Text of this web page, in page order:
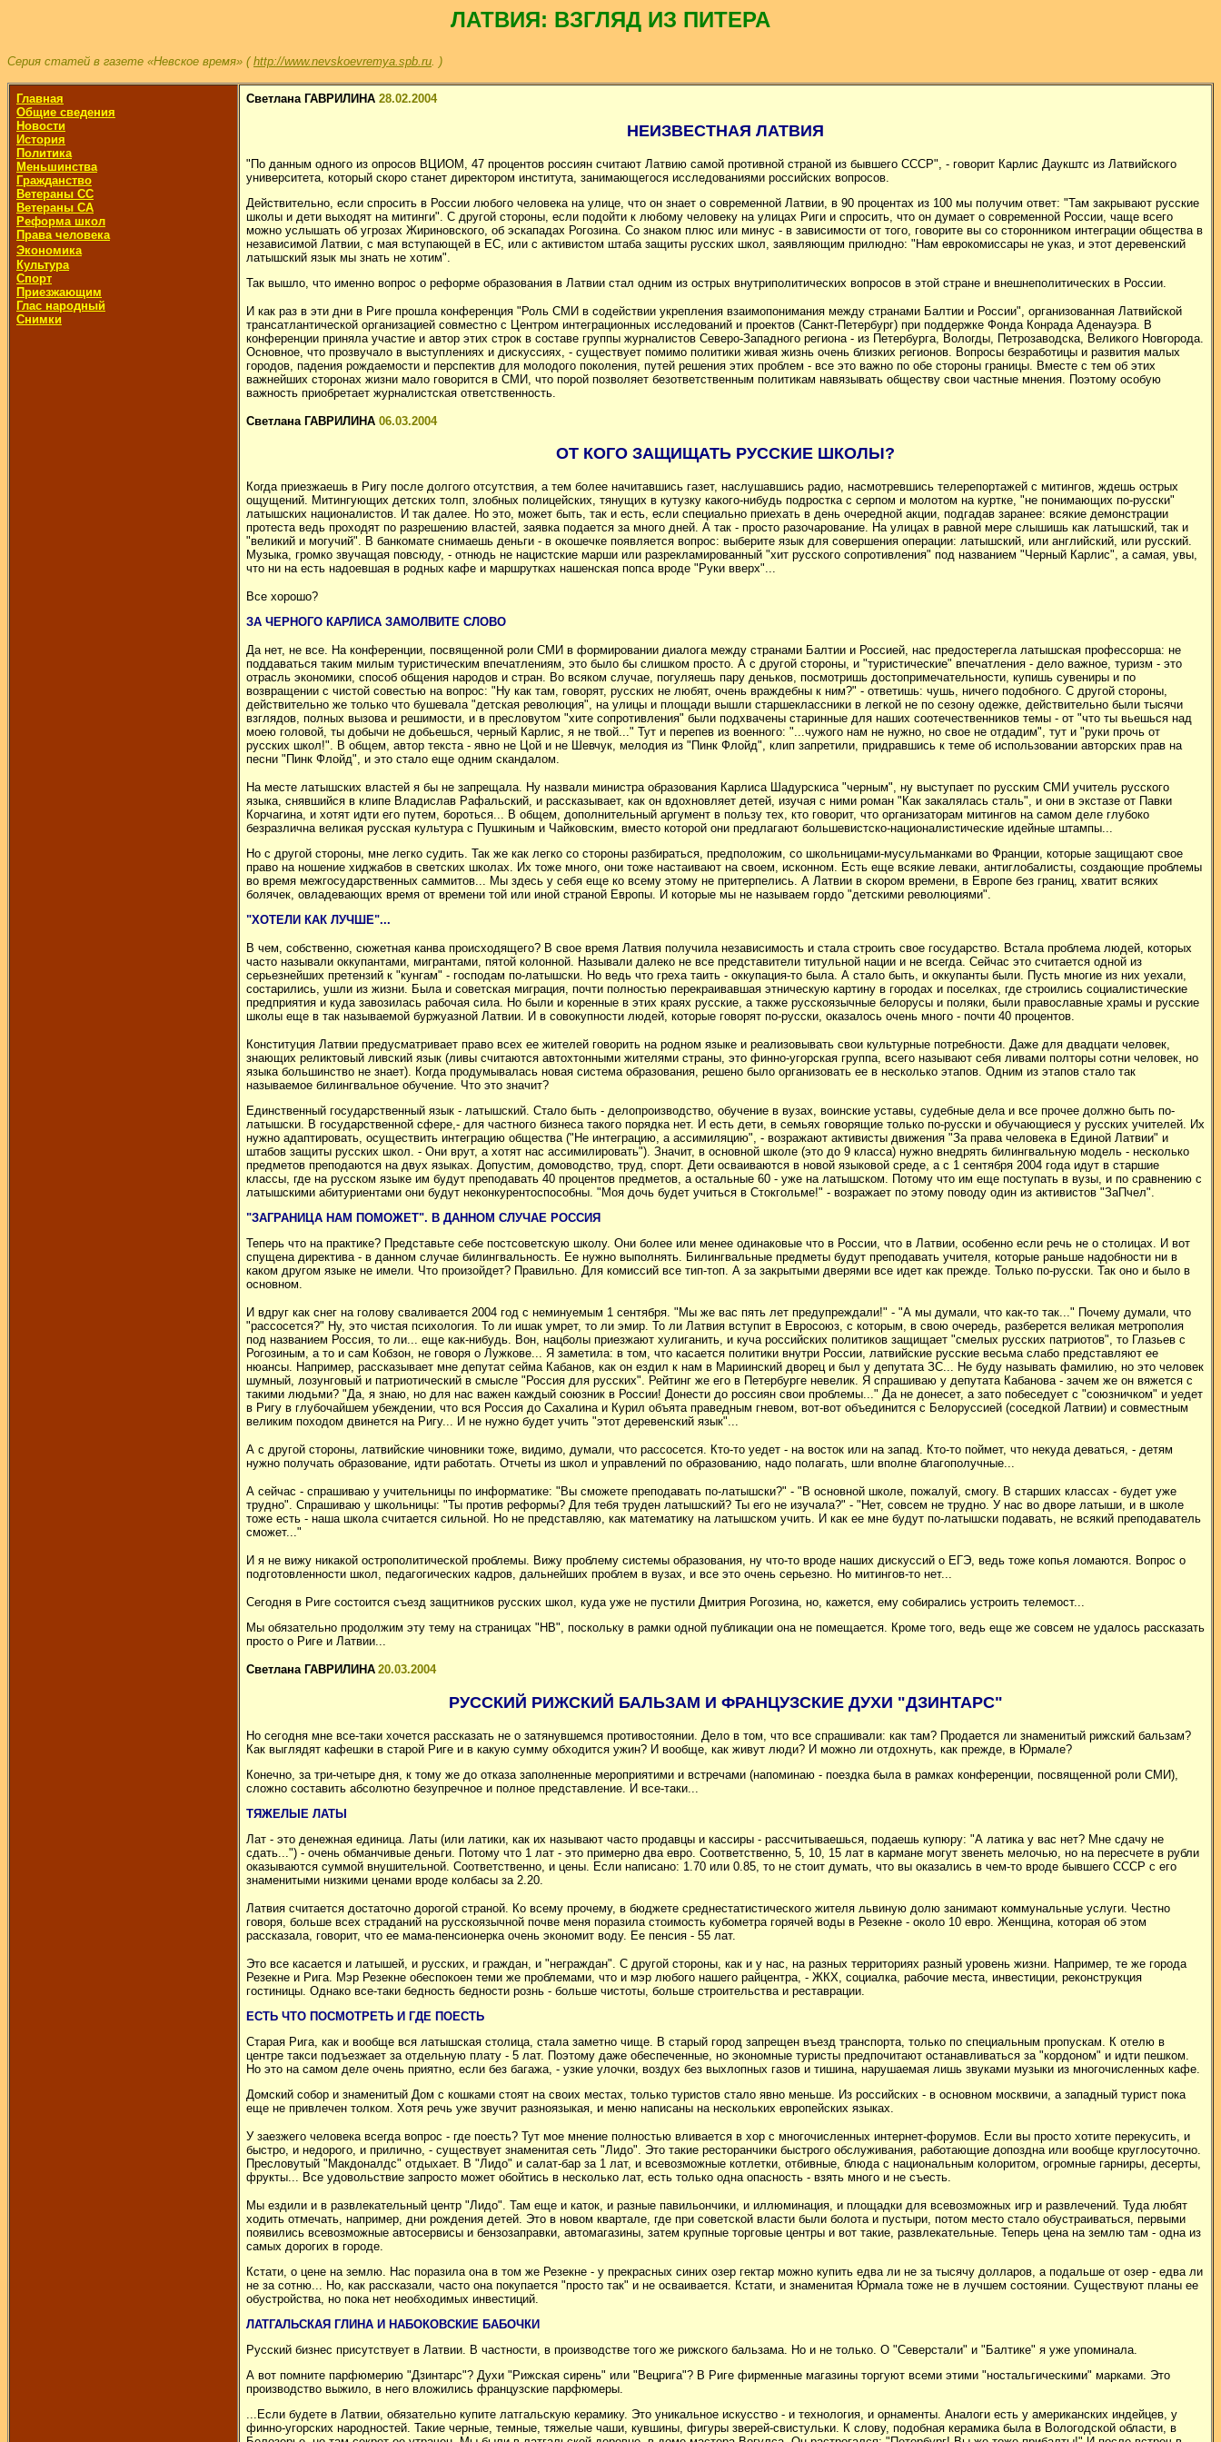
ЛАТВИЯ: ВЗГЛЯД ИЗ ПИТЕРА
Серия статей в газете «Невское время» ( http://www.nevskoevremya.spb.ru. )
Главная
Общие сведения
Новости
История
Политика
Меньшинства
Гражданство
Ветераны СС
Ветераны СА
Реформа школ
Права человека
Экономика
Культура
Спорт
Приезжающим
Глас народный
Снимки
Светлана ГАВРИЛИНА 28.02.2004
НЕИЗВЕСТНАЯ ЛАТВИЯ
"По данным одного из опросов ВЦИОМ, 47 процентов россиян считают Латвию самой противной страной из бывшего СССР", - говорит Карлис Даукштс из Латвийского
университета, который скоро станет директором института, занимающегося исследованиями российских вопросов.
Действительно, если спросить в России любого человека на улице, что он знает о современной Латвии, в 90 процентах из 100 мы получим ответ: "Там закрывают русские
школы и дети выходят на митинги". С другой стороны, если подойти к любому человеку на улицах Риги и спросить, что он думает о современной России, чаще всего
можно услышать об угрозах Жириновского, об эскападах Рогозина. Со знаком плюс или минус - в зависимости от того, говорите вы со сторонником интеграции общества в
независимой Латвии, с мая вступающей в ЕС, или с активистом штаба защиты русских школ, заявляющим прилюдно: "Нам еврокомиссары не указ, и этот деревенский
латышский язык мы знать не хотим".
Так вышло, что именно вопрос о реформе образования в Латвии стал одним из острых внутриполитических вопросов в этой стране и внешнеполитических в России.
И как раз в эти дни в Риге прошла конференция "Роль СМИ в содействии укрепления взаимопонимания между странами Балтии и России", организованная Латвийской
трансатлантической организацией совместно с Центром интеграционных исследований и проектов (Санкт-Петербург) при поддержке Фонда Конрада Аденауэра. В
конференции приняла участие и автор этих строк в составе группы журналистов Северо-Западного региона - из Петербурга, Вологды, Петрозаводска, Великого Новгорода.
Основное, что прозвучало в выступлениях и дискуссиях, - существует помимо политики живая жизнь очень близких регионов. Вопросы безработицы и развития малых
городов, падения рождаемости и перспектив для молодого поколения, путей решения этих проблем - все это важно по обе стороны границы. Вместе с тем об этих
важнейших сторонах жизни мало говорится в СМИ, что порой позволяет безответственным политикам навязывать обществу свои частные мнения. Поэтому особую
важность приобретает журналистская ответственность.
Светлана ГАВРИЛИНА 06.03.2004
ОТ КОГО ЗАЩИЩАТЬ РУССКИЕ ШКОЛЫ?
Когда приезжаешь в Ригу после долгого отсутствия, а тем более начитавшись газет, наслушавшись радио, насмотревшись телерепортажей с митингов, ждешь острых
ощущений. Митингующих детских толп, злобных полицейских, тянущих в кутузку какого-нибудь подростка с серпом и молотом на куртке, "не понимающих по-русски"
латышских националистов. И так далее. Но это, может быть, так и есть, если специально приехать в день очередной акции, подгадав заранее: всякие демонстрации
протеста ведь проходят по разрешению властей, заявка подается за много дней. А так - просто разочарование. На улицах в равной мере слышишь как латышский, так и
"великий и могучий". В банкомате снимаешь деньги - в окошечке появляется вопрос: выберите язык для совершения операции: латышский, или английский, или русский.
Музыка, громко звучащая повсюду, - отнюдь не нацистские марши или разрекламированный "хит русского сопротивления" под названием "Черный Карлис", а самая, увы,
что ни на есть надоевшая в родных кафе и маршрутках нашенская попса вроде "Руки вверх"...
Все хорошо?
ЗА ЧЕРНОГО КАРЛИСА ЗАМОЛВИТЕ СЛОВО
Да нет, не все. На конференции, посвященной роли СМИ в формировании диалога между странами Балтии и Россией, нас предостерегла латышская профессорша: не
поддаваться таким милым туристическим впечатлениям, это было бы слишком просто. А с другой стороны, и "туристические" впечатления - дело важное, туризм - это
отрасль экономики, способ общения народов и стран. Во всяком случае, погуляешь пару деньков, посмотришь достопримечательности, купишь сувениры и по
возвращении с чистой совестью на вопрос: "Ну как там, говорят, русских не любят, очень враждебны к ним?" - ответишь: чушь, ничего подобного. С другой стороны,
действительно же только что бушевала "детская революция", на улицы и площади вышли старшеклассники в легкой не по сезону одежке, действительно были тысячи
взглядов, полных вызова и решимости, и в пресловутом "хите сопротивления" были подхвачены старинные для наших соотечественников темы - от "что ты вьешься над
моею головой, ты добычи не добьешься, черный Карлис, я не твой..." Тут и перепев из военного: "...чужого нам не нужно, но свое не отдадим", тут и "руки прочь от
русских школ!". В общем, автор текста - явно не Цой и не Шевчук, мелодия из "Пинк Флойд", клип запретили, придравшись к теме об использовании авторских прав на
песни "Пинк Флойд", и это стало еще одним скандалом.
На месте латышских властей я бы не запрещала. Ну назвали министра образования Карлиса Шадурскиса "черным", ну выступает по русским СМИ учитель русского
языка, снявшийся в клипе Владислав Рафальский, и рассказывает, как он вдохновляет детей, изучая с ними роман "Как закалялась сталь", и они в экстазе от Павки
Корчагина, и хотят идти его путем, бороться... В общем, дополнительный аргумент в пользу тех, кто говорит, что организаторам митингов на самом деле глубоко
безразлична великая русская культура с Пушкиным и Чайковским, вместо которой они предлагают большевистско-националистические идейные штампы...
Но с другой стороны, мне легко судить. Так же как легко со стороны разбираться, предположим, со школьницами-мусульманками во Франции, которые защищают свое
право на ношение хиджабов в светских школах. Их тоже много, они тоже настаивают на своем, исконном. Есть еще всякие леваки, антиглобалисты, создающие проблемы
во время межгосударственных саммитов... Мы здесь у себя еще ко всему этому не притерпелись. А Латвии в скором времени, в Европе без границ, хватит всяких
болячек, овладевающих время от времени той или иной страной Европы. И которые мы не называем гордо "детскими революциями".
"ХОТЕЛИ КАК ЛУЧШЕ"...
В чем, собственно, сюжетная канва происходящего? В свое время Латвия получила независимость и стала строить свое государство. Встала проблема людей, которых
часто называли оккупантами, мигрантами, пятой колонной. Называли далеко не все представители титульной нации и не всегда. Сейчас это считается одной из
серьезнейших претензий к "кунгам" - господам по-латышски. Но ведь что греха таить - оккупация-то была. А стало быть, и оккупанты были. Пусть многие из них уехали,
состарились, ушли из жизни. Была и советская миграция, почти полностью перекраивавшая этническую картину в городах и поселках, где строились социалистические
предприятия и куда завозилась рабочая сила. Но были и коренные в этих краях русские, а также русскоязычные белорусы и поляки, были православные храмы и русские
школы еще в так называемой буржуазной Латвии. И в совокупности людей, которые говорят по-русски, оказалось очень много - почти 40 процентов.
Конституция Латвии предусматривает право всех ее жителей говорить на родном языке и реализовывать свои культурные потребности. Даже для двадцати человек,
знающих реликтовый ливский язык (ливы считаются автохтонными жителями страны, это финно-угорская группа, всего называют себя ливами полторы сотни человек, но
языка большинство не знает). Когда продумывалась новая система образования, решено было организовать ее в несколько этапов. Одним из этапов стало так
называемое билингвальное обучение. Что это значит?
Единственный государственный язык - латышский. Стало быть - делопроизводство, обучение в вузах, воинские уставы, судебные дела и все прочее должно быть по-
латышски. В государственной сфере,- для частного бизнеса такого порядка нет. И есть дети, в семьях говорящие только по-русски и обучающиеся у русских учителей. Их
нужно адаптировать, осуществить интеграцию общества ("Не интеграцию, а ассимиляцию", - возражают активисты движения "За права человека в Единой Латвии" и
штабов защиты русских школ. - Они врут, а хотят нас ассимилировать"). Значит, в основной школе (это до 9 класса) нужно внедрять билингвальную модель - несколько
предметов преподаются на двух языках. Допустим, домоводство, труд, спорт. Дети осваиваются в новой языковой среде, а с 1 сентября 2004 года идут в старшие
классы, где на русском языке им будут преподавать 40 процентов предметов, а остальные 60 - уже на латышском. Потому что им еще поступать в вузы, и по сравнению с
латышскими абитуриентами они будут неконкурентоспособны. "Моя дочь будет учиться в Стокгольме!" - возражает по этому поводу один из активистов "ЗаПчел".
"ЗАГРАНИЦА НАМ ПОМОЖЕТ". В ДАННОМ СЛУЧАЕ РОССИЯ
Теперь что на практике? Представьте себе постсоветскую школу. Они более или менее одинаковые что в России, что в Латвии, особенно если речь не о столицах. И вот
спущена директива - в данном случае билингвальность. Ее нужно выполнять. Билингвальные предметы будут преподавать учителя, которые раньше надобности ни в
каком другом языке не имели. Что произойдет? Правильно. Для комиссий все тип-топ. А за закрытыми дверями все идет как прежде. Только по-русски. Так оно и было в
основном.
И вдруг как снег на голову сваливается 2004 год с неминуемым 1 сентября. "Мы же вас пять лет предупреждали!" - "А мы думали, что как-то так..." Почему думали, что
"рассосется?" Ну, это чистая психология. То ли ишак умрет, то ли эмир. То ли Латвия вступит в Евросоюз, с которым, в свою очередь, разберется великая метрополия
под названием Россия, то ли... еще как-нибудь. Вон, нацболы приезжают хулиганить, и куча российских политиков защищает "смелых русских патриотов", то Глазьев с
Рогозиным, а то и сам Кобзон, не говоря о Лужкове... Я заметила: в том, что касается политики внутри России, латвийские русские весьма слабо представляют ее
нюансы. Например, рассказывает мне депутат сейма Кабанов, как он ездил к нам в Мариинский дворец и был у депутата ЗС... Не буду называть фамилию, но это человек
шумный, лозунговый и патриотический в смысле "Россия для русских". Рейтинг же его в Петербурге невелик. Я спрашиваю у депутата Кабанова - зачем же он вяжется с
такими людьми? "Да, я знаю, но для нас важен каждый союзник в России! Донести до россиян свои проблемы..." Да не донесет, а зато побеседует с "союзничком" и уедет
в Ригу в глубочайшем убеждении, что вся Россия до Сахалина и Курил объята праведным гневом, вот-вот объединится с Белоруссией (соседкой Латвии) и совместным
великим походом двинется на Ригу... И не нужно будет учить "этот деревенский язык"...
А с другой стороны, латвийские чиновники тоже, видимо, думали, что рассосется. Кто-то уедет - на восток или на запад. Кто-то поймет, что некуда деваться, - детям
нужно получать образование, идти работать. Отчеты из школ и управлений по образованию, надо полагать, шли вполне благополучные...
А сейчас - спрашиваю у учительницы по информатике: "Вы сможете преподавать по-латышски?" - "В основной школе, пожалуй, смогу. В старших классах - будет уже
трудно". Спрашиваю у школьницы: "Ты против реформы? Для тебя труден латышский? Ты его не изучала?" - "Нет, совсем не трудно. У нас во дворе латыши, и в школе
тоже есть - наша школа считается сильной. Но не представляю, как математику на латышском учить. И как ее мне будут по-латышски подавать, не всякий преподаватель
сможет..."
И я не вижу никакой острополитической проблемы. Вижу проблему системы образования, ну что-то вроде наших дискуссий о ЕГЭ, ведь тоже копья ломаются. Вопрос о
подготовленности школ, педагогических кадров, дальнейших проблем в вузах, и все это очень серьезно. Но митингов-то нет...
Сегодня в Риге состоится съезд защитников русских школ, куда уже не пустили Дмитрия Рогозина, но, кажется, ему собирались устроить телемост...
Мы обязательно продолжим эту тему на страницах "НВ", поскольку в рамки одной публикации она не помещается. Кроме того, ведь еще же совсем не удалось рассказать
просто о Риге и Латвии...
Светлана ГАВРИЛИНА 20.03.2004
РУССКИЙ РИЖСКИЙ БАЛЬЗАМ И ФРАНЦУЗСКИЕ ДУХИ "ДЗИНТАРС"
Но сегодня мне все-таки хочется рассказать не о затянувшемся противостоянии. Дело в том, что все спрашивали: как там? Продается ли знаменитый рижский бальзам?
Как выглядят кафешки в старой Риге и в какую сумму обходится ужин? И вообще, как живут люди? И можно ли отдохнуть, как прежде, в Юрмале?
Конечно, за три-четыре дня, к тому же до отказа заполненные мероприятими и встречами (напоминаю - поездка была в рамках конференции, посвященной роли СМИ),
сложно составить абсолютно безупречное и полное представление. И все-таки...
ТЯЖЕЛЫЕ ЛАТЫ
Лат - это денежная единица. Латы (или латики, как их называют часто продавцы и кассиры - рассчитываешься, подаешь купюру: "А латика у вас нет? Мне сдачу не
сдать...") - очень обманчивые деньги. Потому что 1 лат - это примерно два евро. Соответственно, 5, 10, 15 лат в кармане могут звенеть мелочью, но на пересчете в рубли
оказываются суммой внушительной. Соответственно, и цены. Если написано: 1.70 или 0.85, то не стоит думать, что вы оказались в чем-то вроде бывшего СССР с его
знаменитыми низкими ценами вроде колбасы за 2.20.
Латвия считается достаточно дорогой страной. Ко всему прочему, в бюджете среднестатистического жителя львиную долю занимают коммунальные услуги. Честно
говоря, больше всех страданий на русскоязычной почве меня поразила стоимость кубометра горячей воды в Резекне - около 10 евро. Женщина, которая об этом
рассказала, говорит, что ее мама-пенсионерка очень экономит воду. Ее пенсия - 55 лат.
Это все касается и латышей, и русских, и граждан, и "неграждан". С другой стороны, как и у нас, на разных территориях разный уровень жизни. Например, те же города
Резекне и Рига. Мэр Резекне обеспокоен теми же проблемами, что и мэр любого нашего райцентра, - ЖКХ, социалка, рабочие места, инвестиции, реконструкция
гостиницы. Однако все-таки бедность бедности рознь - больше чистоты, больше строительства и реставрации.
ЕСТЬ ЧТО ПОСМОТРЕТЬ И ГДЕ ПОЕСТЬ
Старая Рига, как и вообще вся латышская столица, стала заметно чище. В старый город запрещен въезд транспорта, только по специальным пропускам. К отелю в
центре такси подъезжает за отдельную плату - 5 лат. Поэтому даже обеспеченные, но экономные туристы предпочитают останавливаться за "кордоном" и идти пешком.
Но это на самом деле очень приятно, если без багажа, - узкие улочки, воздух без выхлопных газов и тишина, нарушаемая лишь звуками музыки из многочисленных кафе.
Домский собор и знаменитый Дом с кошками стоят на своих местах, только туристов стало явно меньше. Из российских - в основном москвичи, а западный турист пока
еще не привлечен толком. Хотя речь уже звучит разноязыкая, и меню написаны на нескольких европейских языках.
У заезжего человека всегда вопрос - где поесть? Тут мое мнение полностью вливается в хор с многочисленных интернет-форумов. Если вы просто хотите перекусить, и
быстро, и недорого, и прилично, - существует знаменитая сеть "Лидо". Это такие ресторанчики быстрого обслуживания, работающие допоздна или вообще круглосуточно.
Пресловутый "Макдоналдс" отдыхает. В "Лидо" и салат-бар за 1 лат, и всевозможные котлетки, отбивные, блюда с национальным колоритом, огромные гарниры, десерты,
фрукты... Все удовольствие запросто может обойтись в несколько лат, есть только одна опасность - взять много и не съесть.
Мы ездили и в развлекательный центр "Лидо". Там еще и каток, и разные павильончики, и иллюминация, и площадки для всевозможных игр и развлечений. Туда любят
ходить отмечать, например, дни рождения детей. Это в новом квартале, где при советской власти были болота и пустыри, потом место стало обустраиваться, первыми
появились всевозможные автосервисы и бензозаправки, автомагазины, затем крупные торговые центры и вот такие, развлекательные. Теперь цена на землю там - одна из
самых дорогих в городе.
Кстати, о цене на землю. Нас поразила она в том же Резекне - у прекрасных синих озер гектар можно купить едва ли не за тысячу долларов, а подальше от озер - едва ли
не за сотню... Но, как рассказали, часто она покупается "просто так" и не осваивается. Кстати, и знаменитая Юрмала тоже не в лучшем состоянии. Существуют планы ее
обустройства, но пока нет необходимых инвестиций.
ЛАТГАЛЬСКАЯ ГЛИНА И НАБОКОВСКИЕ БАБОЧКИ
Русский бизнес присутствует в Латвии. В частности, в производстве того же рижского бальзама. Но и не только. О "Северстали" и "Балтике" я уже упоминала.
А вот помните парфюмерию "Дзинтарс"? Духи "Рижская сирень" или "Вецрига"? В Риге фирменные магазины торгуют всеми этими "ностальгическими" марками. Это
производство выжило, в него вложились французские парфюмеры.
...Если будете в Латвии, обязательно купите латгальскую керамику. Это уникальное искусство - и технология, и орнаменты. Аналоги есть у американских индейцев, у
финно-угорских народностей. Такие черные, темные, тяжелые чаши, кувшины, фигуры зверей-свистульки. К слову, подобная керамика была в Вологодской области, в